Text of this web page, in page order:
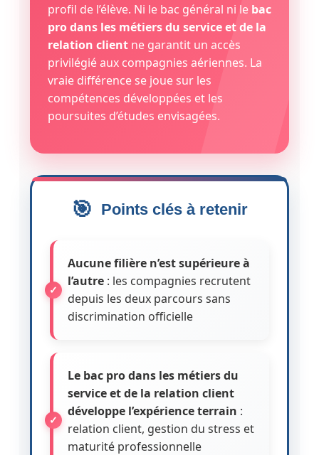
profil de l’élève. Ni le bac général ni le bac
pro dans les métiers du service et de la
relation clientne garantit un accès
privilégié aux compagnies aériennes. La
vraie différence se joue sur les
compétences développées et les
poursuites d’études envisagées.
Points clés à retenir
Aucune filière n’est supérieure à
l’autre: les compagnies recrutent
depuis les deux parcours sans
discrimination officielle
Le bac pro dans les métiers du
service et de la relation client
développe l’expérience terrain :
relation client, gestion du stress et
maturité professionnelle